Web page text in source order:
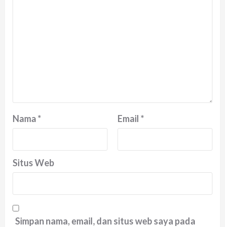
Nama* Email*
Situs Web
Simpan nama, email, dan situs web saya pada